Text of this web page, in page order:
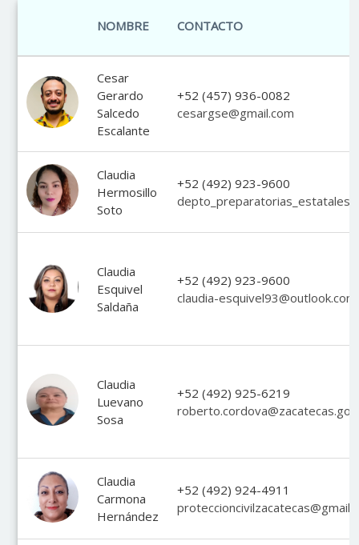
NOMBRE CONTACTO
Cesar
Gerardo
Salcedo
Escalante
+52 (457) 936-0082
cesargse@gmail.com
Claudia
Hermosillo
Soto
+52 (492) 923-9600
Claudia
Esquivel
Saldaña
+52 (492) 923-9600
claudia-esquivel93@outlook.com
Claudia
Luevano
Sosa
+52 (492) 925-6219
Claudia
Carmona
Hernández
+52 (492) 924-4911